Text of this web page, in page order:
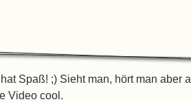
hat Spaß! ;) Sieht man, hört man aber
Video cool.